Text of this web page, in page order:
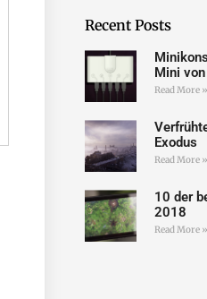
Recent Posts
Mini
Read More »
Exodus
Read More »
10 der
2018
Read More »